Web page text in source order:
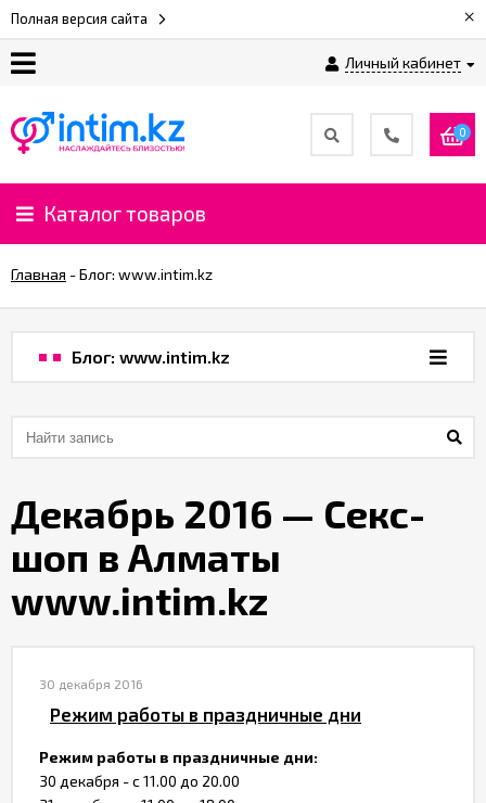
Полная версия сайта ×
Личный кабинет
нас
Доставка
и
%
Служба
Отзывы
0
Каталог товаров
Главная -Блог: www.intim.kz
Декабрь 2016 — Секс-
шоп в Алматы
www.intim.kz
30 декабря 2016
Режим работы в праздничные дни
Режим работы в праздничные дни:
30 декабря - с 11.00 до 20.00
Блог: www.intim.kz